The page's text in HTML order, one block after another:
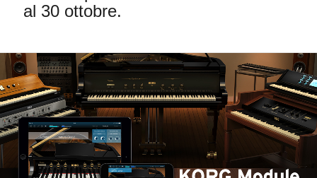
Supporto tecnico
Dove Acquistare
News
Paesi
Social Media
al 30 ottobre.